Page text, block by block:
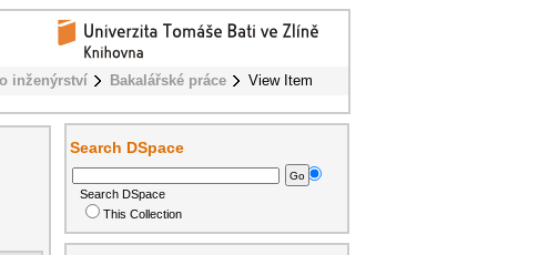
inženýrství Bakalářské práce View Item
Search DSpace
Search DSpace
This Collection